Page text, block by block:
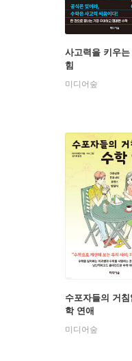
사고력을 키우
힘
미디어숲
수포자들의 거
학 연애
미디어숲